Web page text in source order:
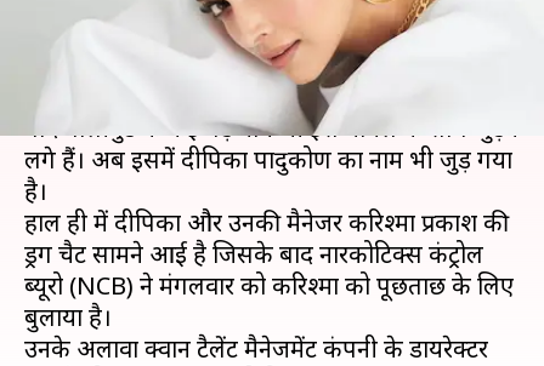
अभिनेता सुशांत सिंह राजपूत मामले में ड्रग एंगल जुड़ने के
बाद बॉलीवुड के कई बड़े नाम भी इस मामले के साथ जुड़ने
लगे हैं। अब इसमें दीपिका पादुकोण का नाम भी जुड़ गया
है।
हाल ही में दीपिका और उनकी मैनेजर करिश्मा प्रकाश की
ड्रग चैट सामने आई है जिसके बाद नारकोटिक्स कंट्रोल
ब्यूरो (NCB) ने मंगलवार को करिश्मा को पूछताछ के लिए
बुलाया है।
उनके अलावा क्वान टैलेंट मैनेजमेंट कंपनी के डायरेक्टर